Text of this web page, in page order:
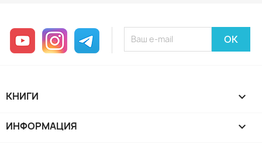
YouTube InstagramTelegram
КНИГИ 
ИНФОРМАЦИЯ 